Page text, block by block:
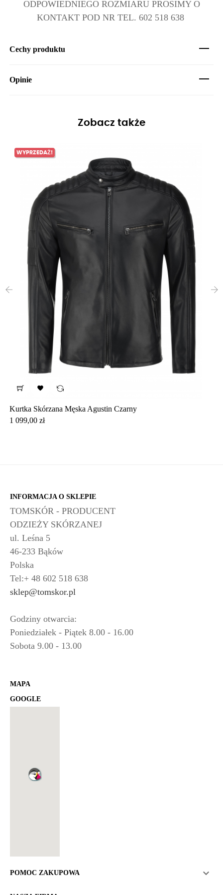
ODPOWIEDNIEGO ROZMIARU PROSIMY O
KONTAKT POD NR TEL. 602 518 638
Cechy produktu
Opinie
Zobacz także
WYPRZEDAŻ!

Kurtka Skórzana Męska Agustin Czarny
Cena
1 099,00 zł
INFORMACJA O SKLEPIE
TOMSKÓR - PRODUCENT
ODZIEŻY SKÓRZANEJ
ul. Leśna 5
46-233 Bąków
Polska
Tel:+ 48 602 518 638
sklep@tomskor.pl
Godziny otwarcia:
Poniedziałek - Piątek 8.00 - 16.00
Sobota 9.00 - 13.00
MAPA
GOOGLE
POMOC ZAKUPOWA 